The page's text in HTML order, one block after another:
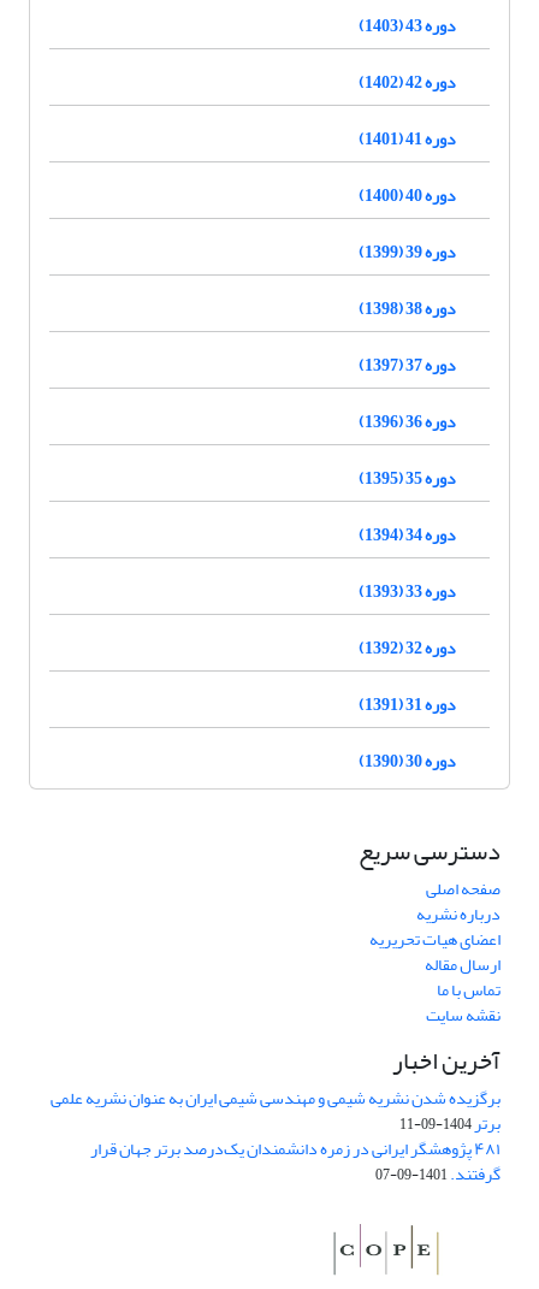
دوره 43 (1403)
دوره 42 (1402)
دوره 41 (1401)
دوره 40 (1400)
دوره 39 (1399)
دوره 38 (1398)
دوره 37 (1397)
دوره 36 (1396)
دوره 35 (1395)
دوره 34 (1394)
دوره 33 (1393)
دوره 32 (1392)
دوره 31 (1391)
دوره 30 (1390)
دسترسی سریع
صفحه اصلی
درباره نشریه
اعضای هیات تحریریه
ارسال مقاله
تماس با ما
نقشه سایت
آخرین اخبار
برگزیده شدن نشریه شیمی و مهندسی شیمی ایران به عنوان نشریه علمی
برتر1404-09-11
۴۸۱ پژوهشگر ایرانی در زمره دانشمندان یک‌درصد برتر جهان قرار
گرفتند.1401-09-07